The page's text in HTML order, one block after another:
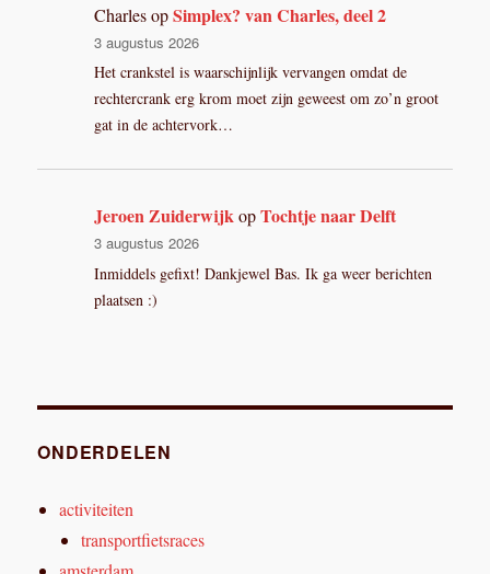
CharlesopSimplex? van Charles, deel 2
3 augustus 2026
Het crankstel is waarschijnlijk vervangen omdat de
rechtercrank erg krom moet zijn geweest om zo’n groot
gat in de achtervork…
Jeroen ZuiderwijkopTochtje naar Delft
3 augustus 2026
Inmiddels gefixt! Dankjewel Bas. Ik ga weer berichten
plaatsen :)
ONDERDELEN
activiteiten
transportfietsraces